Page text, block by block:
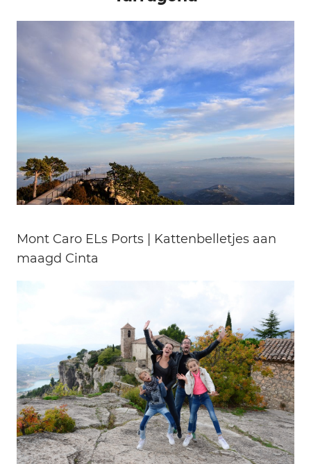
Mont Caro ELs Ports | Kattenbelletjes aan
maagd Cinta